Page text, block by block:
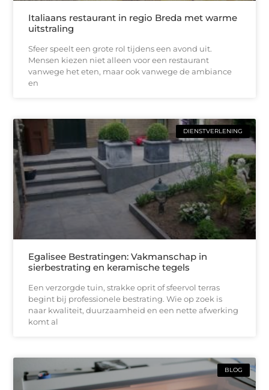
Italiaans restaurant in regio Breda met warme
uitstraling
Sfeer speelt een grote rol tijdens een avond uit.
Mensen kiezen niet alleen voor een restaurant
vanwege het eten, maar ook vanwege de ambiance
en
DIENSTVERLENING
Egalisee Bestratingen: Vakmanschap in
sierbestrating en keramische tegels
Een verzorgde tuin, strakke oprit of sfeervol terras
begint bij professionele bestrating. Wie op zoek is
naar kwaliteit, duurzaamheid en een nette afwerking
komt al
BLOG